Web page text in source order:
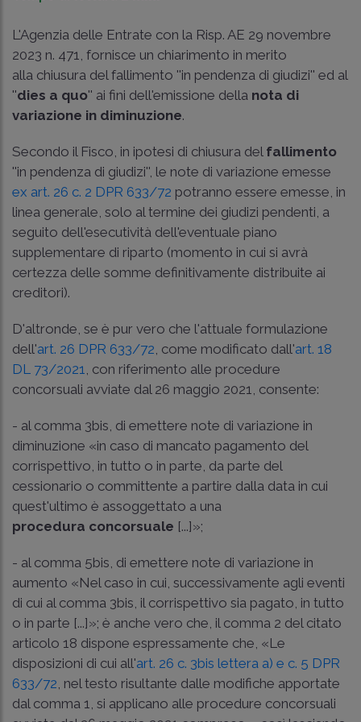
L'Agenzia delle Entrate con la Risp. AE 29 novembre
2023 n. 471, fornisce un chiarimento in merito
alla chiusura del fallimento ''in pendenza di giudizi'' ed al
''dies a quo'' ai fini dell'emissione della nota di
variazione in diminuzione.
Secondo il Fisco, in ipotesi di chiusura del fallimento
''in pendenza di giudizi'', le note di variazione emesse
ex art. 26 c. 2 DPR 633/72 potranno essere emesse, in
linea generale, solo al termine dei giudizi pendenti, a
seguito dell'esecutività dell'eventuale piano
supplementare di riparto (momento in cui si avrà
certezza delle somme definitivamente distribuite ai
creditori).
D'altronde, se è pur vero che l'attuale formulazione
dell'art. 26 DPR 633/72 , come modificato dall'art. 18
DL 73/2021 , con riferimento alle procedure
concorsuali avviate dal 26 maggio 2021, consente:
- al comma 3­bis, di emettere note di variazione in
diminuzione «in caso di mancato pagamento del
corrispettivo, in tutto o in parte, da parte del
cessionario o committente a partire dalla data in cui
quest'ultimo è assoggettato a una
procedura concorsuale [...]»;
­- al comma 5­bis, di emettere note di variazione in
aumento «Nel caso in cui, successivamente agli eventi
di cui al comma 3­bis, il corrispettivo sia pagato, in tutto
o in parte [...]»; è anche vero che, il comma 2 del citato
articolo 18 dispone espressamente che, «Le
disposizioni di cui all'art. 26 c. 3­bis lettera a) e c. 5 DPR
633/72 , nel testo risultante dalle modifiche apportate
dal comma 1, si applicano alle procedure concorsuali